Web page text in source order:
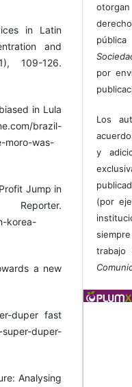
in Latin
and
109-126.
in Lula
brazil-
moro-was-
Jump in
korea-
a new
duper fast
duper-
Analysing
por
Los
y
(por
trabajo